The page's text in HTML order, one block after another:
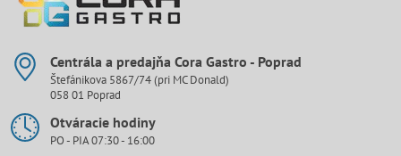
Centrála a predajňa Cora Gastro - Poprad
Štefánikova 5867/74 (pri MC Donald)
058 01 Poprad
Otváracie hodiny
PO - PIA 07:30 - 16:00